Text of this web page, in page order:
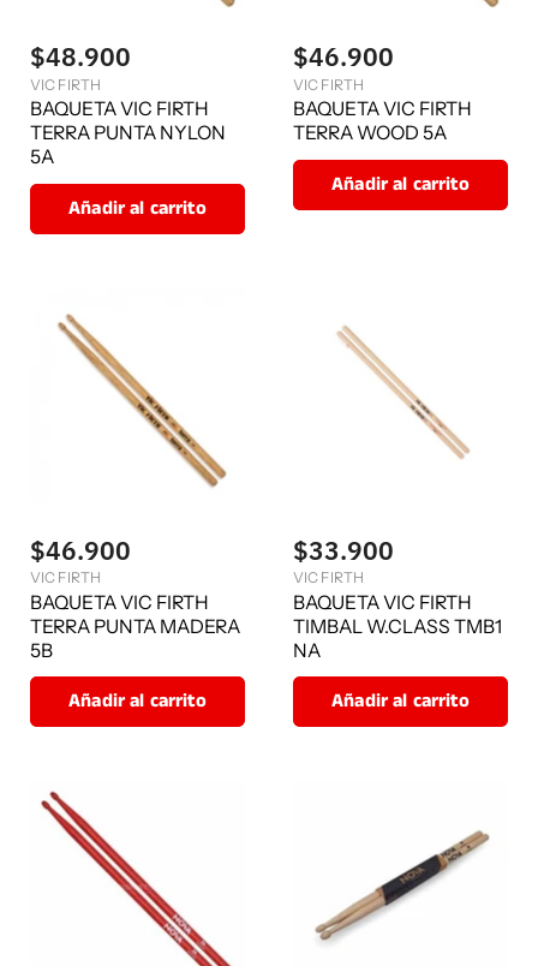
$48.900
VIC FIRTH
BAQUETA VIC FIRTH
TERRA PUNTA NYLON
5A
Añadir al carrito
$46.900
VIC FIRTH
BAQUETA VIC FIRTH
TERRA WOOD 5A
Añadir al carrito
$46.900
VIC FIRTH
BAQUETA VIC FIRTH
TERRA PUNTA MADERA
5B
Añadir al carrito
$33.900
VIC FIRTH
BAQUETA VIC FIRTH
TIMBAL W.CLASS TMB1
NA
Añadir al carrito